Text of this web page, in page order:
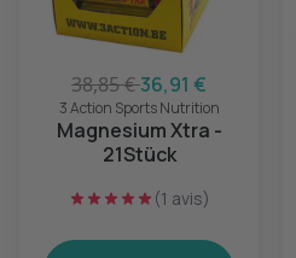
38,85 €36,91 €
3 Action Sports Nutrition
Magnesium Xtra -
21Stück
(1 avis)